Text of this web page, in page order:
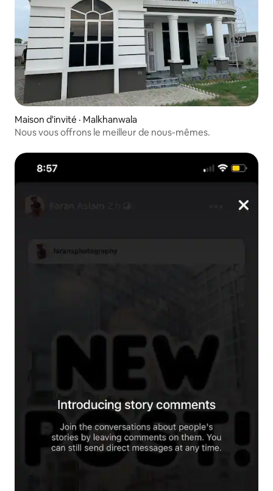
Maison d'invité · Malkhanwala
Nous vous offrons le meilleur de nous-mêmes.